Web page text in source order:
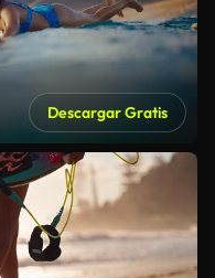
Descargar Gratis